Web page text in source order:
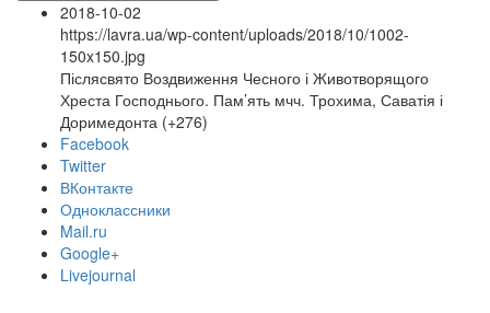
онлайн трансляції
12 сентября 2015
12 сентября 2015
2018-10-02
https://lavra.ua/wp-content/uploads/2018/10/1002-
150x150.jpg
Післясвято Воздвиження Чесного і Животворящого
Хреста Господнього. Пам’ять мчч. Трохима, Саватія і
Доримедонта (+276)
Facebook
Twitter
ВКонтакте
Одноклассники
Mail.ru
Google+
Livejournal